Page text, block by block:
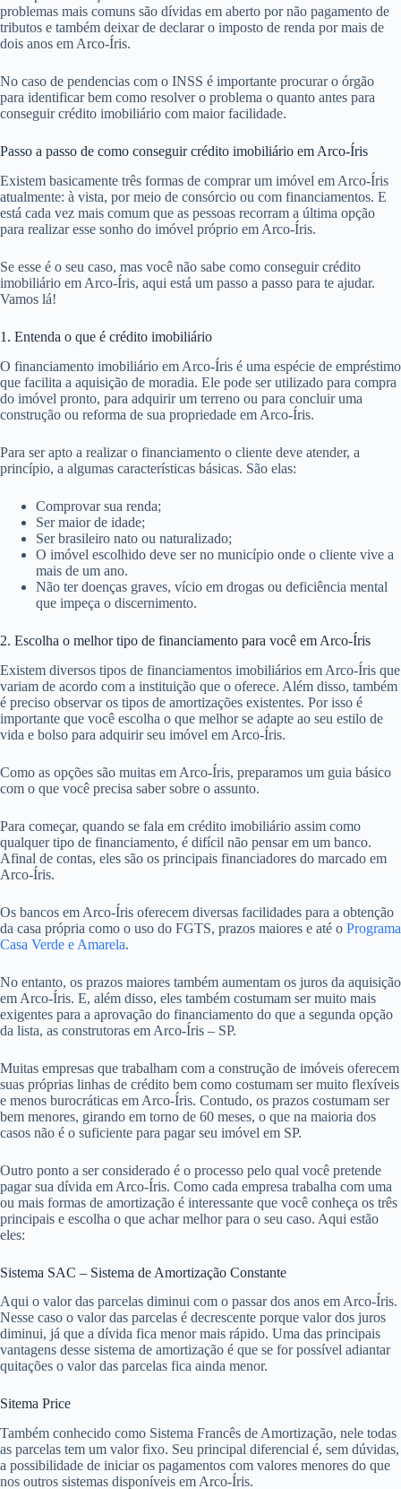
problemas mais comuns são dívidas em aberto por não pagamento de
tributos e também deixar de declarar o imposto de renda por mais de
dois anos em Arco-Íris.
No caso de pendencias com o INSS é importante procurar o órgão
para identificar bem como resolver o problema o quanto antes para
conseguir crédito imobiliário com maior facilidade.
Passo a passo de como conseguir crédito imobiliário em Arco-Íris
Existem basicamente três formas de comprar um imóvel em Arco-Íris
atualmente: à vista, por meio de consórcio ou com financiamentos. E
está cada vez mais comum que as pessoas recorram a última opção
para realizar esse sonho do imóvel próprio em Arco-Íris.
Se esse é o seu caso, mas você não sabe como conseguir crédito
imobiliário em Arco-Íris, aqui está um passo a passo para te ajudar.
Vamos lá!
1. Entenda o que é crédito imobiliário
O financiamento imobiliário em Arco-Íris é uma espécie de empréstimo
que facilita a aquisição de moradia. Ele pode ser utilizado para compra
do imóvel pronto, para adquirir um terreno ou para concluir uma
construção ou reforma de sua propriedade em Arco-Íris.
Para ser apto a realizar o financiamento o cliente deve atender, a
princípio, a algumas características básicas. São elas:
Comprovar sua renda;
Ser maior de idade;
Ser brasileiro nato ou naturalizado;
O imóvel escolhido deve ser no município onde o cliente vive a
mais de um ano.
Não ter doenças graves, vício em drogas ou deficiência mental
que impeça o discernimento.
2. Escolha o melhor tipo de financiamento para você em Arco-Íris
Existem diversos tipos de financiamentos imobiliários em Arco-Íris que
variam de acordo com a instituição que o oferece. Além disso, também
é preciso observar os tipos de amortizações existentes. Por isso é
importante que você escolha o que melhor se adapte ao seu estilo de
vida e bolso para adquirir seu imóvel em Arco-Íris.
Como as opções são muitas em Arco-Íris, preparamos um guia básico
com o que você precisa saber sobre o assunto.
Para começar, quando se fala em crédito imobiliário assim como
qualquer tipo de financiamento, é difícil não pensar em um banco.
Afinal de contas, eles são os principais financiadores do marcado em
Arco-Íris.
Os bancos em Arco-Íris oferecem diversas facilidades para a obtenção
da casa própria como o uso do FGTS, prazos maiores e até o Programa
Casa Verde e Amarela.
No entanto, os prazos maiores também aumentam os juros da aquisição
em Arco-Íris. E, além disso, eles também costumam ser muito mais
exigentes para a aprovação do financiamento do que a segunda opção
da lista, as construtoras em Arco-Íris – SP.
Muitas empresas que trabalham com a construção de imóveis oferecem
suas próprias linhas de crédito bem como costumam ser muito flexíveis
e menos burocráticas em Arco-Íris. Contudo, os prazos costumam ser
bem menores, girando em torno de 60 meses, o que na maioria dos
casos não é o suficiente para pagar seu imóvel em SP.
Outro ponto a ser considerado é o processo pelo qual você pretende
pagar sua dívida em Arco-Íris. Como cada empresa trabalha com uma
ou mais formas de amortização é interessante que você conheça os três
principais e escolha o que achar melhor para o seu caso. Aqui estão
eles:
Sistema SAC – Sistema de Amortização Constante
Aqui o valor das parcelas diminui com o passar dos anos em Arco-Íris.
Nesse caso o valor das parcelas é decrescente porque valor dos juros
diminui, já que a dívida fica menor mais rápido. Uma das principais
vantagens desse sistema de amortização é que se for possível adiantar
quitações o valor das parcelas fica ainda menor.
Sitema Price
Também conhecido como Sistema Francês de Amortização, nele todas
as parcelas tem um valor fixo. Seu principal diferencial é, sem dúvidas,
a possibilidade de iniciar os pagamentos com valores menores do que
nos outros sistemas disponíveis em Arco-Íris.